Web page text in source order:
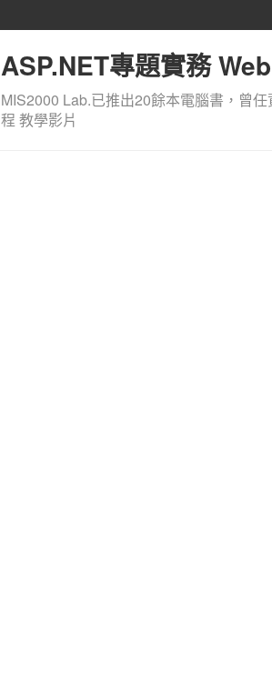
ASP.NET專題實務
MIS2000 Lab.已推出20餘本電腦書，曾
程 教學影片